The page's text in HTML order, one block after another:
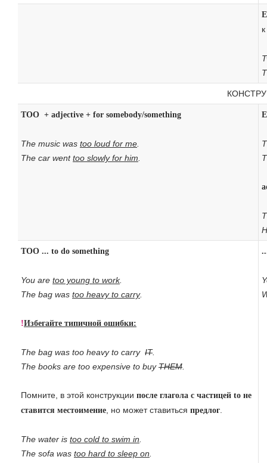
к
TOO + adjective + for somebody/something
The music was too loud for me
The car wenttoo slowly for him
TOO ... to do something
You are too young to work.
The bag was too heavy to carry.
!Избегайте типичной ошибки:
The bag was too heavy to carry IT.
The books are too expensive to buyTHEM
Помните, в этой конструкции после глагола с частицей to не
ставится местоимение , но может ставиться предлог
The water is too cold to swim in
The sofa was too hard to sleep on